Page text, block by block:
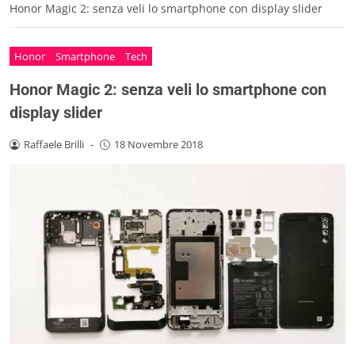
Honor Magic 2: senza veli lo smartphone con display slider
Honor Smartphone Tech
Honor Magic 2: senza veli lo smartphone con
display slider
Raffaele Brilli - 18 Novembre 2018